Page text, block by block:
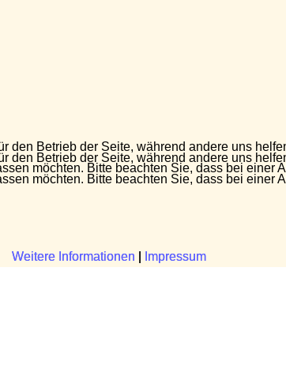
Betrieb der Seite, während andere uns
möchten. Bitte beachten Sie, dass bei
Weitere Informationen Impressum
Betrieb der Seite, während andere uns
möchten. Bitte beachten Sie, dass bei
Weitere Informationen Impressum